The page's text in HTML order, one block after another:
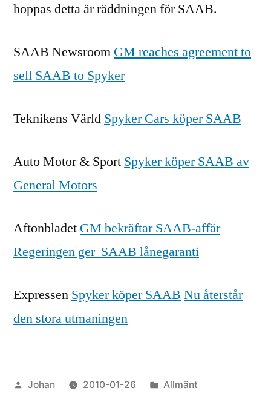
hoppas detta är räddningen för SAAB.
SAAB Newsroom GM reaches agreement to
sell SAAB to Spyker
Teknikens Värld Spyker Cars köper SAAB
Auto Motor & Sport Spyker köper SAAB av
General Motors
Aftonbladet GM bekräftar SAAB-affär
Regeringen ger SAAB lånegaranti
Expressen Spyker köper SAAB Nu återstår
den stora utmaningen
Publicerat
Johan 2010-01-26
Publicerat
Allmänt